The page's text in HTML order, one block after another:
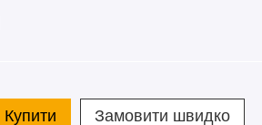
Купити Замовити швидко